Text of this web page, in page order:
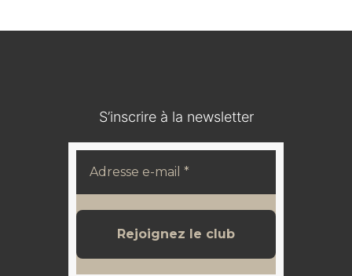
S’inscrire à la newsletter